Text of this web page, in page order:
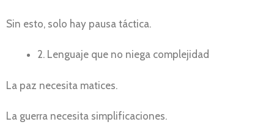
Sin esto, solo hay pausa táctica.
2. Lenguaje que no niega complejidad
La paz necesita matices.
La guerra necesita simplificaciones.